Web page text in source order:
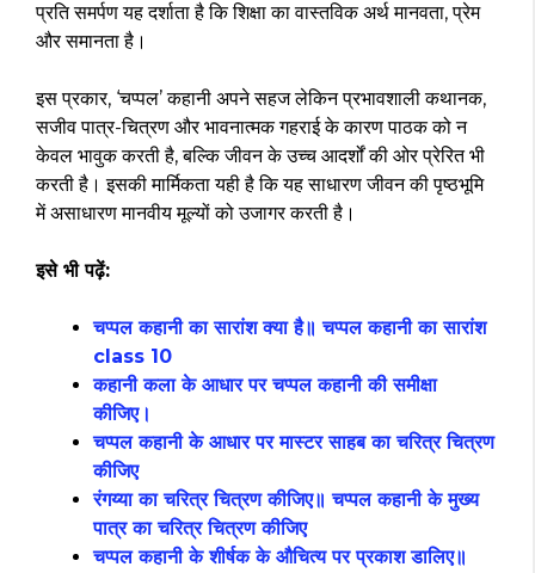
प्रति समर्पण यह दर्शाता है कि शिक्षा का वास्तविक अर्थ मानवता, प्रेम
और समानता है।
इस प्रकार, ‘चप्पल’ कहानी अपने सहज लेकिन प्रभावशाली कथानक,
सजीव पात्र-चित्रण और भावनात्मक गहराई के कारण पाठक को न
केवल भावुक करती है, बल्कि जीवन के उच्च आदर्शों की ओर प्रेरित भी
करती है। इसकी मार्मिकता यही है कि यह साधारण जीवन की पृष्ठभूमि
में असाधारण मानवीय मूल्यों को उजागर करती है।
इसे भी पढ़ें:
चप्पल कहानी का सारांश क्या है॥ चप्पल कहानी का सारांश
class 10
कहानी कला के आधार पर चप्पल कहानी की समीक्षा
कीजिए।
चप्पल कहानी के आधार पर मास्टर साहब का चरित्र चित्रण
कीजिए
रंगय्या का चरित्र चित्रण कीजिए॥ चप्पल कहानी के मुख्य
पात्र का चरित्र चित्रण कीजिए
चप्पल कहानी के शीर्षक के औचित्य पर प्रकाश डालिए॥